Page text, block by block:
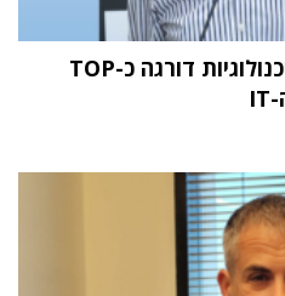
מחקר STKI השנתי: וואן טכנולוגיות דורגה כ-TOP